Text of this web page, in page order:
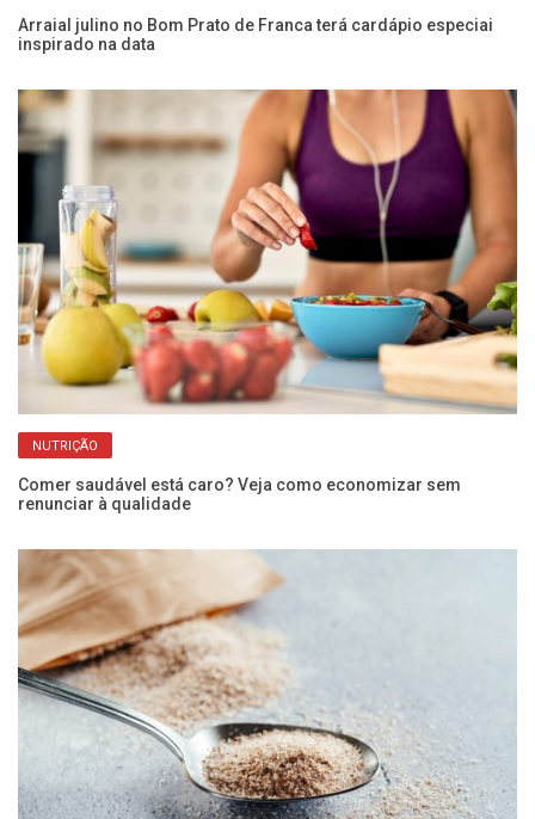
Arraial julino no Bom Prato de Franca terá cardápio especiai
inspirado na data
NUTRIÇÃO
Comer saudável está caro? Veja como economizar sem
renunciar à qualidade